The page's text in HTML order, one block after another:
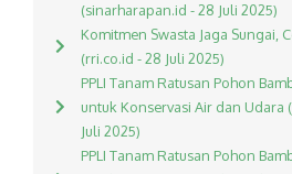
(sinarharapan.id - 28 Juli 2025)
Komitmen Swasta Jaga Sungai,
(rri.co.id - 28 Juli 2025)
PPLI Tanam Ratusan Pohon
untuk Konservasi Air dan Udara
Juli 2025)
PPLI Tanam Ratusan Pohon